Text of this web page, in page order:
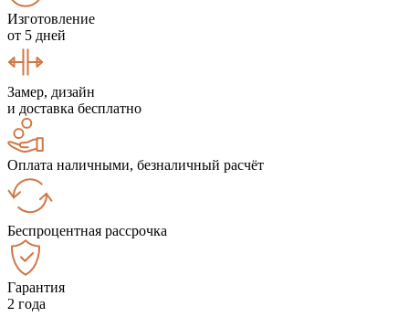
Изготовление
от 5 дней
Замер, дизайн
и доставка бесплатно
Оплата наличными, безналичный расчёт
Беспроцентная рассрочка
Гарантия
2 года